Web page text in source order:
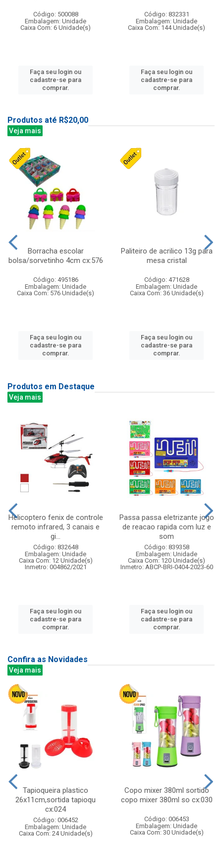
Código: 500088
Embalagem: Unidade
Caixa Com: 6 Unidade(s)
Faça seu login ou
cadastre-se para
comprar.
Código: 832331
Embalagem: Unidade
Caixa Com: 144 Unidade(s)
Faça seu login ou
cadastre-se para
comprar.
Produtos até R$20,00
Veja mais
Borracha escolar
bolsa/sorvetinho 4cm cx:576
Código: 495186
Embalagem: Unidade
Caixa Com: 576 Unidade(s)
Faça seu login ou
cadastre-se para
comprar.
Paliteiro de acrilico 13g para
mesa cristal
Código: 471628
Embalagem: Unidade
Caixa Com: 36 Unidade(s)
Faça seu login ou
cadastre-se para
comprar.
Produtos em Destaque
Veja mais
Helicoptero fenix de controle
remoto infrared, 3 canais e
gi...
Código: 832648
Embalagem: Unidade
Caixa Com: 12 Unidade(s)
Inmetro: 004862/2021
Faça seu login ou
cadastre-se para
comprar.
Passa passa eletrizante jogo
de reacao rapida com luz e
som
Código: 839358
Embalagem: Unidade
Caixa Com: 120 Unidade(s)
Inmetro: ABCP-BRI-0404-2023-60
Faça seu login ou
cadastre-se para
comprar.
Confira as Novidades
Veja mais
Tapioqueira plastico
26x11cm,sortida tapioqu
cx:024
Código: 006452
Embalagem: Unidade
Caixa Com: 24 Unidade(s)
Copo mixer 380ml sortido
copo mixer 380ml so cx:030
Código: 006453
Embalagem: Unidade
Caixa Com: 30 Unidade(s)